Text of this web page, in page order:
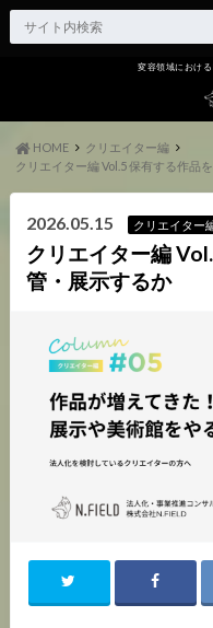
変容領域におけ
HOME
クリエイター編
クリエイター編 Vol.5 保有する作品
2026.05.15 クリエイター
クリエイター編
管・展示するか